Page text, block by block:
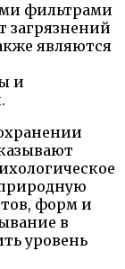
фильтрами
загрязнений
являются
и
форм и
в
уровень